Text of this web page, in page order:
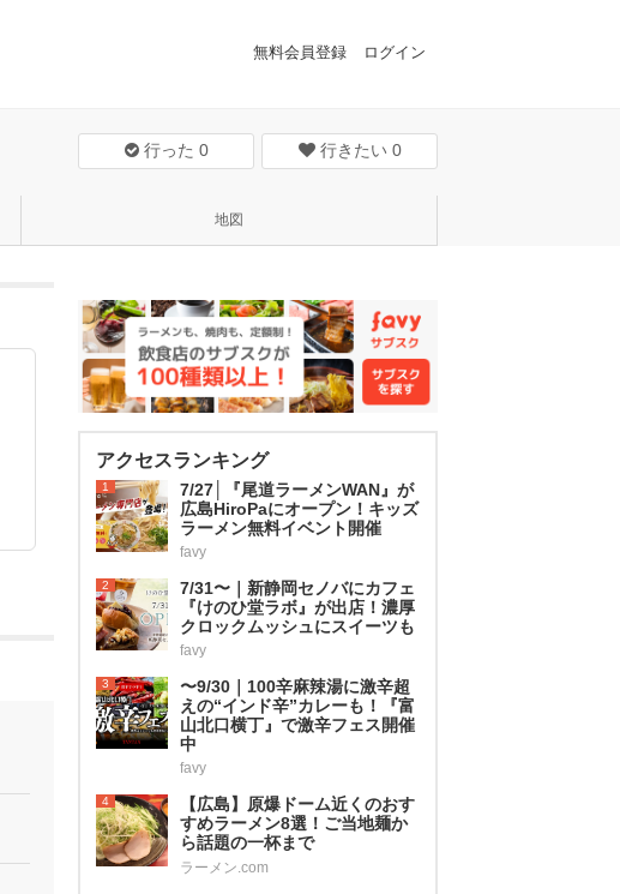
無料会員登録 ログイン
行った 0 行きたい 0
地図
アクセスランキング
1
7/27│『尾道ラーメンWAN』が
広島HiroPaにオープン！キッズ
ラーメン無料イベント開催
favy
2
7/31〜｜新静岡セノバにカフェ
『けのひ堂ラボ』が出店！濃厚
クロックムッシュにスイーツも
favy
3
〜9/30｜100辛麻辣湯に激辛超
えの“インド辛”カレーも！『富
山北口横丁』で激辛フェス開催
中
favy
4
【広島】原爆ドーム近くのおす
すめラーメン8選！ご当地麺か
ら話題の一杯まで
ラーメン.com